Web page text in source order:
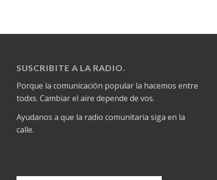
SUSCRIBITE A LA RADIO.
Porque la comunicación popular la hacemos entre
todxs. Cambiar el aire depende de vos.
Ayudanos a que la radio comunitaria siga en la
calle.